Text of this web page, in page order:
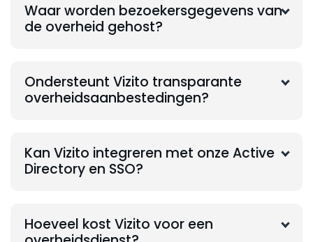
Waar worden bezoekersgegevens van
de overheid gehost?
Ondersteunt Vizito transparante
overheidsaanbestedingen?
Kan Vizito integreren met onze Active
Directory en SSO?
Hoeveel kost Vizito voor een